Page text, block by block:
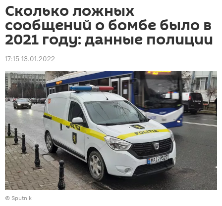
Сколько ложных
сообщений о бомбе было в
2021 году: данные полиции
17:15 13.01.2022
© Sputnik